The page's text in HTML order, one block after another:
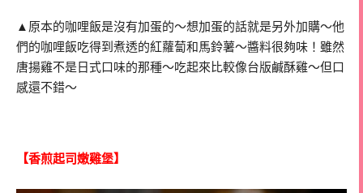
▲原本的咖哩飯是沒有加蛋的～想加蛋的話就是另外加購～他
們的咖哩飯吃得到煮透的紅蘿蔔和馬鈴薯～醬料很夠味！雖然
唐揚雞不是日式口味的那種～吃起來比較像台版鹹酥雞～但口
感還不錯～
【香煎起司嫩雞堡】